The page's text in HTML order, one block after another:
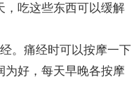
，吃这些东西可以缓解
痛经时可以按摩一下
为好，每天早晚各按摩